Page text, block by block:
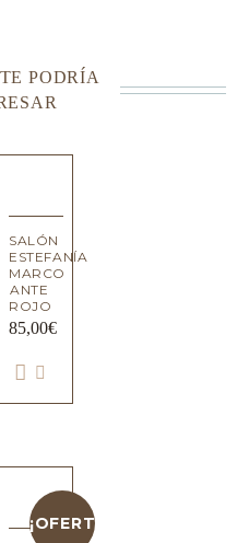
PODRÍA
SALÓN
ESTEFANÍA
MARCO
ANTE
ROJO
85,00€
¡OFERTA!